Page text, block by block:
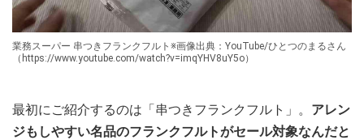
業務スーパー 串つきフランクフルト※画像出典：YouTube/ひとつのまるさん
（https://www.youtube.com/watch?v=imqYHV8uY5o）
最初にご紹介するのは「串つきフランクフルト」。 アレン
ジもしやすい名品のフランクフルトがセール対象なんだと